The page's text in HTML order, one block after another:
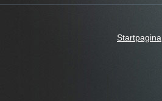
Startpagina